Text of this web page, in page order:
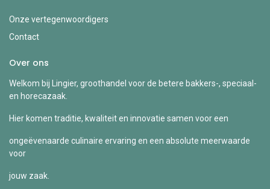
Onze vertegenwoordigers
Contact
Over ons
Welkom bij Lingier, groothandel voor de betere bakkers-, speciaal-
en horecazaak.
Hier komen traditie, kwaliteit en innovatie samen voor een
ongeëvenaarde culinaire ervaring en een absolute meerwaarde
voor
jouw zaak.